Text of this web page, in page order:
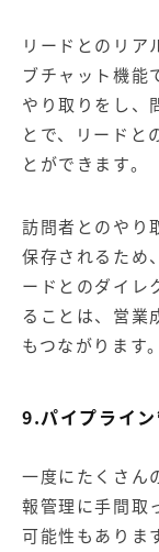
リードとのリア
ブチャット機能
やり取りをし、
とで、リードと
とができます。
訪問者とのやり
保存されるため
ードとのダイレ
ることは、営業
もつながります。
9.パイプライ
一度にたくさん
報管理に手間取
可能性もありま